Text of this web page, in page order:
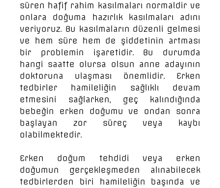
süren hafif rahim kasılmaları normaldir ve
onlara doğuma hazırlık kasılmaları adını
veriyoruz. Bu kasılmaların düzenli gelmesi
ve hem süre hem de şiddetinin artması
bir problemin işaretidir. Bu durumda
hangi saatte olursa olsun anne adayının
doktoruna ulaşması önemlidir. Erken
tedbirler hamileliğin sağlıklı devam
etmesini sağlarken, geç kalındığında
bebeğin erken doğumu ve ondan sonra
başlayan zor süreç veya kaybı
olabilmektedir.
Erken doğum tehdidi veya erken
doğumun gerçekleşmeden alınabilecek
tedbirlerden biri hamileliğin başında ve